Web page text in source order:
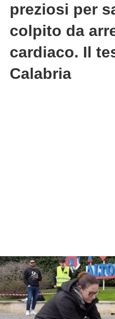
preziosi per
colpito da
cardiaco. Il
Calabria